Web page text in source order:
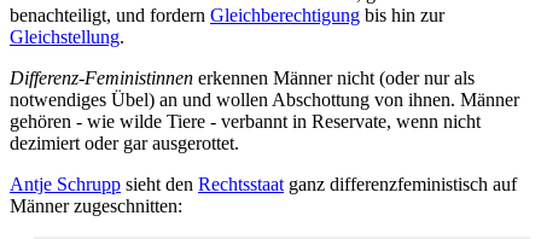
benachteiligt, und fordern Gleichberechtigung bis hin zur
Gleichstellung.
Differenz-Feministinnen erkennen Männer nicht (oder nur als
notwendiges Übel) an und wollen Abschottung von ihnen. Männer
gehören - wie wilde Tiere - verbannt in Reservate, wenn nicht
dezimiert oder gar ausgerottet.
Antje Schrupp sieht den Rechtsstaat ganz differenz­feministisch auf
Männer zugeschnitten: